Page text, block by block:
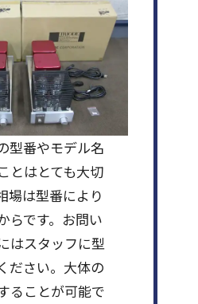
型番やモデル名
とはとても大切
場は型番により
らです。お問い
はスタッフに型
ださい。大体の
ることが可能で